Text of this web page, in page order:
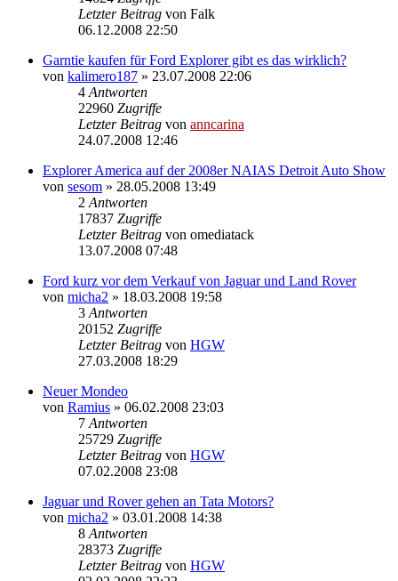
Letzter Beitrag von Falk
06.12.2008 22:50
Garntie kaufen für Ford Explorer gibt es das wirklich?
von kalimero187 » 23.07.2008 22:06
4 Antworten
22960 Zugriffe
Letzter Beitrag von anncarina
24.07.2008 12:46
Explorer America auf der 2008er NAIAS Detroit Auto Show
von sesom » 28.05.2008 13:49
2 Antworten
17837 Zugriffe
Letzter Beitrag von omediatack
13.07.2008 07:48
Ford kurz vor dem Verkauf von Jaguar und Land Rover
von micha2 » 18.03.2008 19:58
3 Antworten
20152 Zugriffe
Letzter Beitrag von HGW
27.03.2008 18:29
Neuer Mondeo
von Ramius » 06.02.2008 23:03
7 Antworten
25729 Zugriffe
Letzter Beitrag von HGW
07.02.2008 23:08
Jaguar und Rover gehen an Tata Motors?
von micha2 » 03.01.2008 14:38
8 Antworten
28373 Zugriffe
Letzter Beitrag von HGW